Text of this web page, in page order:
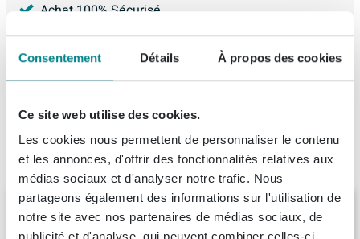
Consentement Détails À propos des cookies
Ce site web utilise des cookies.
Les cookies nous permettent de personnaliser le contenu
et les annonces, d'offrir des fonctionnalités relatives aux
médias sociaux et d'analyser notre trafic. Nous
partageons également des informations sur l'utilisation de
notre site avec nos partenaires de médias sociaux, de
Achat 100% Sécurisé
2 ans de garantie
Garantie Meilleur Prix
Articles similaires
Nemo Spring Vero tablette de lavabo
L1400 x H18 x P500 mm couleur Basalt